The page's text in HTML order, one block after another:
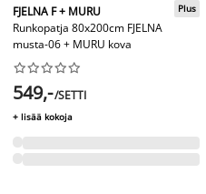
FJELNA F + MURU
Runkopatja 80x200cm FJELNA
musta-06 + MURU kova
Plus






549,-/SETTI
+ lisää kokoja